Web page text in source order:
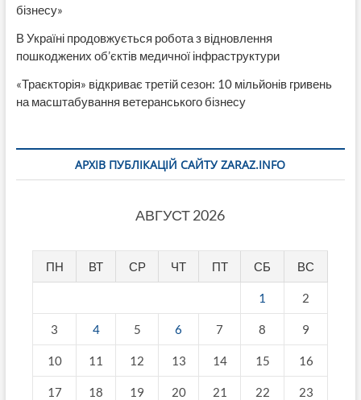
бізнесу»
В Україні продовжується робота з відновлення
пошкоджених об’єктів медичної інфраструктури
«Траєкторія» відкриває третій сезон: 10 мільйонів гривень
на масштабування ветеранського бізнесу
АРХІВ ПУБЛІКАЦІЙ САЙТУ ZARAZ.INFO
АВГУСТ 2026
ПН ВТ СР ЧТ ПТ СБ ВС
1 2
3 4 5 6 7 8 9
10 11 12 13 14 15 16
17 18 19 20 21 22 23